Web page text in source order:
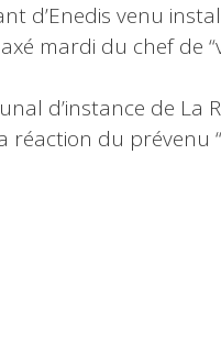
d’Enedis venu
mardi du chef de
d’instance de La
réaction du prévenu